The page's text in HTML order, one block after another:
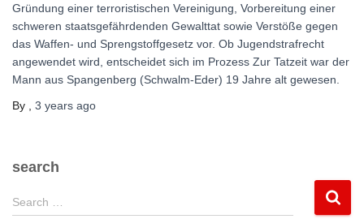
Gründung einer terroristischen Vereinigung, Vorbereitung einer
schweren staatsgefährdenden Gewalttat sowie Verstöße gegen
das Waffen- und Sprengstoffgesetz vor. Ob Jugendstrafrecht
angewendet wird, entscheidet sich im Prozess Zur Tatzeit war der
Mann aus Spangenberg (Schwalm-Eder) 19 Jahre alt gewesen.
By
3 years ago
search
S
e
Search …